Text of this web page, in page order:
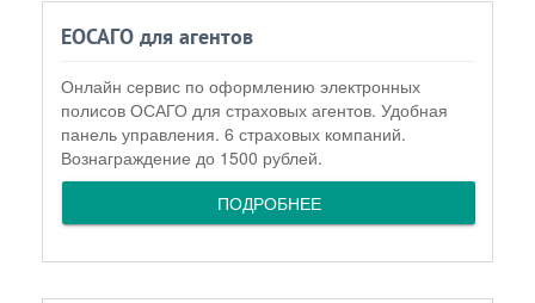
ЕОСАГО для агентов
Онлайн сервис по оформлению электронных
полисов ОСАГО для страховых агентов. Удобная
панель управления. 6 страховых компаний.
Вознаграждение до 1500 рублей.
ПОДРОБНЕЕ